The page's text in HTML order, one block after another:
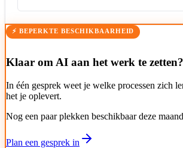
⚡ BEPERKTE BESCHIKBAARHEID
Klaar om AI aan het werk te zetten?
In één gesprek weet je welke processen zich
het je oplevert.
Nog een paar plekken beschikbaar deze
Plan een gesprek in